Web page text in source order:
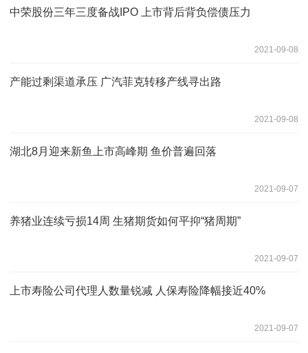
中荣股份三年三度备战IPO 上市背后背负偿债压力
2021-09-08
产能过剩渠道承压 广汽菲克转移产线寻出路
2021-09-08
湖北8月迎来新鱼上市高峰期 鱼价普遍回落
2021-09-07
养猪业连续亏损14周 生猪期货如何平抑“猪周期”
2021-09-07
上市寿险公司代理人数量锐减 人保寿险降幅接近40%
2021-09-07